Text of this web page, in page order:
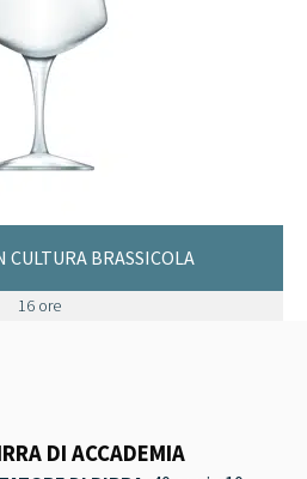
CULTURA BRASSICOLA
16 ore
DI ACCADEMIA